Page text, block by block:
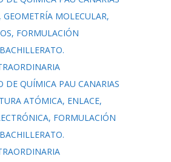
GEOMETRÍA MOLECULAR,
FORMULACIÓN
DE QUÍMICA PAU CANARIAS
ATÓMICA, ENLACE,
FORMULACIÓN